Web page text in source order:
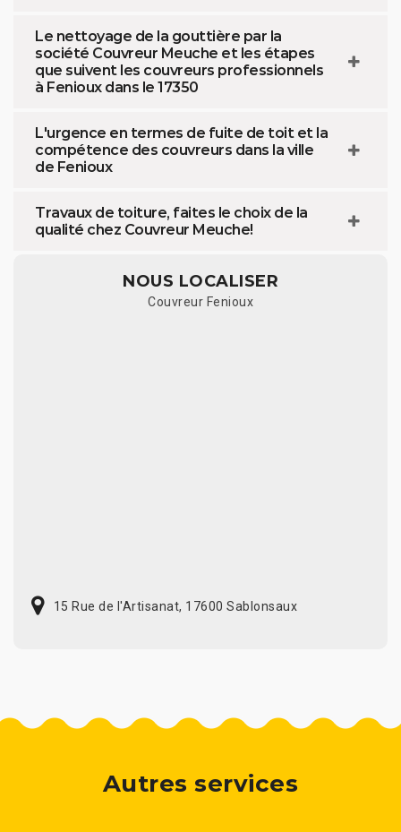
Le nettoyage de la gouttière par la
société Couvreur Meuche et les étapes
que suivent les couvreurs professionnels
à Fenioux dans le 17350
L'urgence en termes de fuite de toit et la
compétence des couvreurs dans la ville
de Fenioux
Travaux de toiture, faites le choix de la
qualité chez Couvreur Meuche!
NOUS LOCALISER
Couvreur Fenioux
15 Rue de l'Artisanat, 17600 Sablonsaux
Autres services